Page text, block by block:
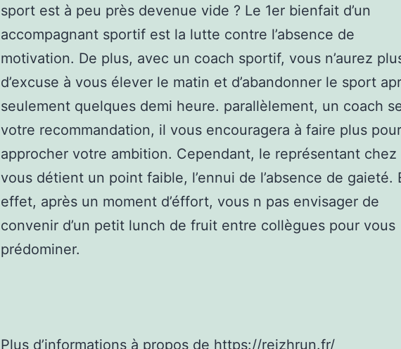
sport est à peu près devenue vide ? Le 1er bienfait d’un
accompagnant sportif est la lutte contre l’absence de
motivation. De plus, avec un coach sportif, vous n’aurez
d’excuse à vous élever le matin et d’abandonner le sport
seulement quelques demi heure. parallèlement, un coach
votre recommandation, il vous encouragera à faire plus pour
approcher votre ambition. Cependant, le représentant chez
vous détient un point faible, l’ennui de l’absence de gaieté.
effet, après un moment d’éffort, vous n pas envisager de
convenir d’un petit lunch de fruit entre collègues pour vous
prédominer.
Plus d’informations à propos de https://reizhrun.fr/